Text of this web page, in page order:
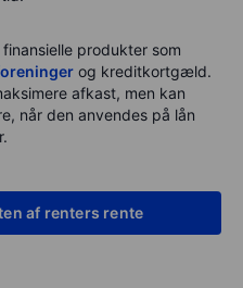
produkter som
og kreditkortgæld.
afkast, men kan
når den anvendes på lån
af renters rente